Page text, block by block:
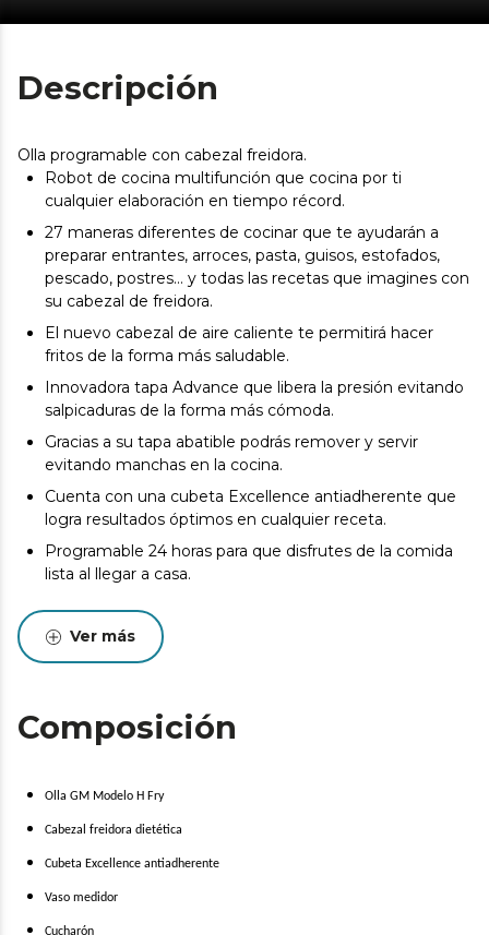
Descripción
Olla programable con cabezal freidora.
Robot de cocina multifunción que cocina por ti
cualquier elaboración en tiempo récord.
27 maneras diferentes de cocinar que te ayudarán a
preparar entrantes, arroces, pasta, guisos, estofados,
pescado, postres… y todas las recetas que imagines con
su cabezal de freidora.
El nuevo cabezal de aire caliente te permitirá hacer
fritos de la forma más saludable.
Innovadora tapa Advance que libera la presión evitando
salpicaduras de la forma más cómoda.
Gracias a su tapa abatible podrás remover y servir
evitando manchas en la cocina.
Cuenta con una cubeta Excellence antiadherente que
logra resultados óptimos en cualquier receta.
Programable 24 horas para que disfrutes de la comida
lista al llegar a casa.
Disfruta de comidas en familia gracias a su gran
capacidad de 6 litros.
Modo Eco para ahorrar hasta un 50 % de energía
Cocina con múltiples opciones: turbo, a presión, fríe con
aire, al vapor, guiso, fuego lento, escalfa, confita,
preparación según la cantidad de alimentos.
Incluye un completo recetario y acceso a la comunidad
social interactiva y a todas las recetas nuevas
Ver más
Composición
Olla GM Modelo H Fry
Cabezal freidora dietética
Cubeta Excellence antiadherente
Vaso medidor
Cucharón